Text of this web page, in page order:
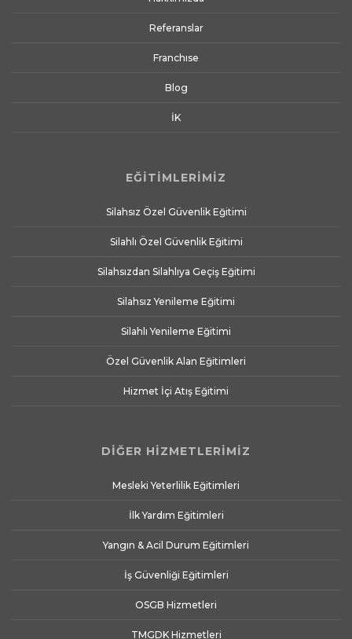
Referanslar
Franchıse
Blog
İK
EĞİTİMLERİMİZ
Silahsız Özel Güvenlik Eğitimi
Silahlı Özel Güvenlik Eğitimi
Silahsızdan Silahlıya Geçiş Eğitimi
Silahsız Yenileme Eğitimi
Silahlı Yenileme Eğitimi
Özel Güvenlik Alan Eğitimleri
Hizmet İçi Atış Eğitimi
DİĞER HİZMETLERİMİZ
Mesleki Yeterlilik Eğitimleri
İlk Yardım Eğitimleri
Yangın & Acil Durum Eğitimleri
İş Güvenliği Eğitimleri
OSGB Hizmetleri
TMGDK Hizmetleri